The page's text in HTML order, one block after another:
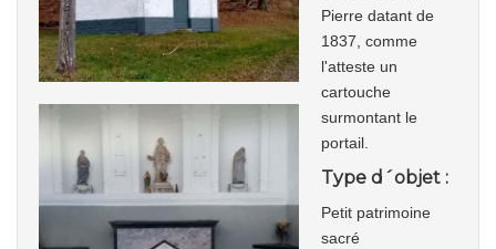
Pierre datant de
1837, comme
l'atteste un
cartouche
surmontant le
portail.
Type d´objet :
Petit patrimoine
sacré